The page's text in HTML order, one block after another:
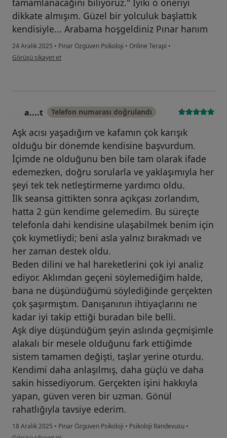
dikkate almışım. Güzel bir yolculuk başlattık
kendisiyle... Arabama hoşgeldiniz Pınar hanım
24 Aralık 2025 • Pınar Özgüven Psikoloji • Online Terapi •
kullanıcının görüşüne göre t.....
Görüşü şikayet et
a....t Telefon numarası doğrulandı
Aşk acısı yaşadığım ve kafamın çok karışık
olduğu bir dönemde kendisine başvurdum.
İçimde ne olduğunu ben bile tam olarak ifade
edemezken, doğru sorularla ve yaklaşımıyla her
şeyi tek tek netleştirmeme yardımcı oldu.
İlk seansa gittikten sonra açıkçası zorlandım,
hatta 2 gün kendime gelemedim. Bu süreçte
telefonla dahi kendisine ulaşabilmek benim için
çok kıymetliydi; beni asla yalnız bırakmadı ve
her zaman destek oldu.
Beden dilini ve hal hareketlerini çok iyi analiz
ediyor. Aklımdan geçeni söylemediğim halde,
bana ne düşündüğümü söylediğinde gerçekten
çok şaşırmıştım. Danışanının ihtiyaçlarını ne
kadar iyi takip ettiği buradan bile belli.
Aşk diye düşündüğüm şeyin aslında geçmişimle
alakalı bir mesele olduğunu fark ettiğimde
sistem tamamen değişti, taşlar yerine oturdu.
Kendimi daha anlaşılmış, daha güçlü ve daha
sakin hissediyorum. Gerçekten işini hakkıyla
yapan, güven veren bir uzman. Gönül
rahatlığıyla tavsiye ederim.
18 Aralık 2025 • Pınar Özgüven Psikoloji • Psikoloji Randevusu •
kullanıcının görüşüne göre a....t